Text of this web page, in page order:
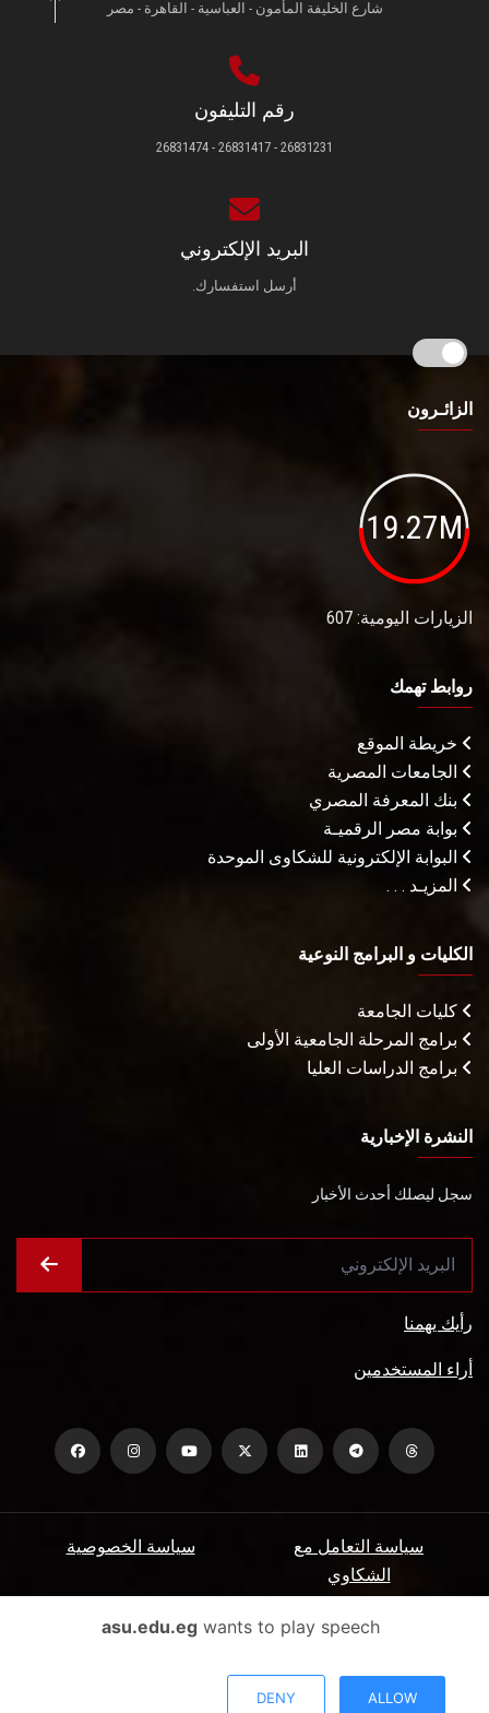
شارع الخليفة المأمون - العباسية - القاهرة - مصر
رقم التليفون
26831231 - 26831417 - 26831474
البريد الإلكتروني
أرسل استفسارك.
الزائـرون
19.27M
الزيارات اليومية: 607
روابط تهمك
خريطة الموقع
الجامعات المصرية
بنك المعرفة المصري
بوابة مصر الرقميـة
البوابة الإلكترونية للشكاوى الموحدة
المزيـد . . .
الكليات و البرامج النوعية
كليات الجامعة
برامج المرحلة الجامعية الأولى
برامج الدراسات العليا
النشرة الإخبارية
سجل ليصلك أحدث الأخبار
رأيك يهمنا
أراء المستخدمين
سياسة الخصوصية
سياسة التعامل مع
الشكاوي
الأسئلة الشائعة ميثاق المتعاملين asu.edu.egwants to play speech
DENY ALLOW